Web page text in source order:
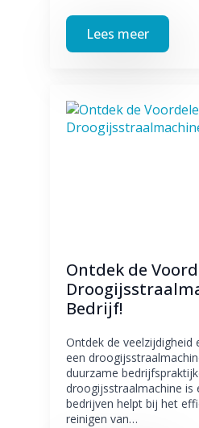
Lees meer
Ontdek de
Bedrijf!
Ontdek de veelzijdigheid
een
duurzame
droogijsstraalmachine is
bedrijven helpt bij het
reinigen van…